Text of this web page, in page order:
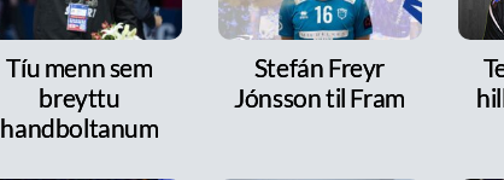
Tíu menn sem
breyttu
handboltanum
Stefán Freyr
Jónsson til Fram